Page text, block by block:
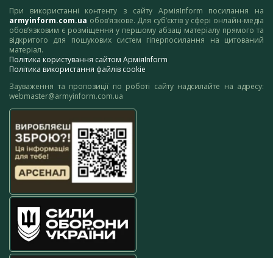
При використанні контенту з сайту АрміяInform посилання на
armyinform.com.ua обов’язкове. Для суб’єктів у сфері онлайн-медіа
обов’язковим є розміщення у першому абзаці матеріалу прямого та
відкритого для пошукових систем гіперпосилання на цитований
матеріал.
Політика користування сайтом АрміяInform
Політика використання файлів cookie
Зауваження та пропозиції по роботі сайту надсилайте на адресу:
webmaster@armyinform.com.ua